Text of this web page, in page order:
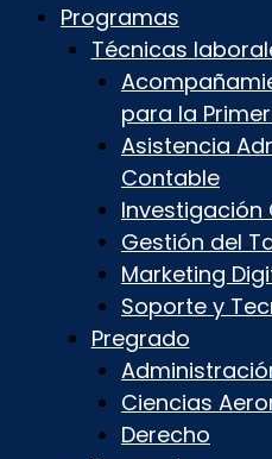
Programas
Técnicas
para la
Asistencia
Contable
Investigación
Gestión del
Marketing
Soporte y
Pregrado
Ciencias
Derecho